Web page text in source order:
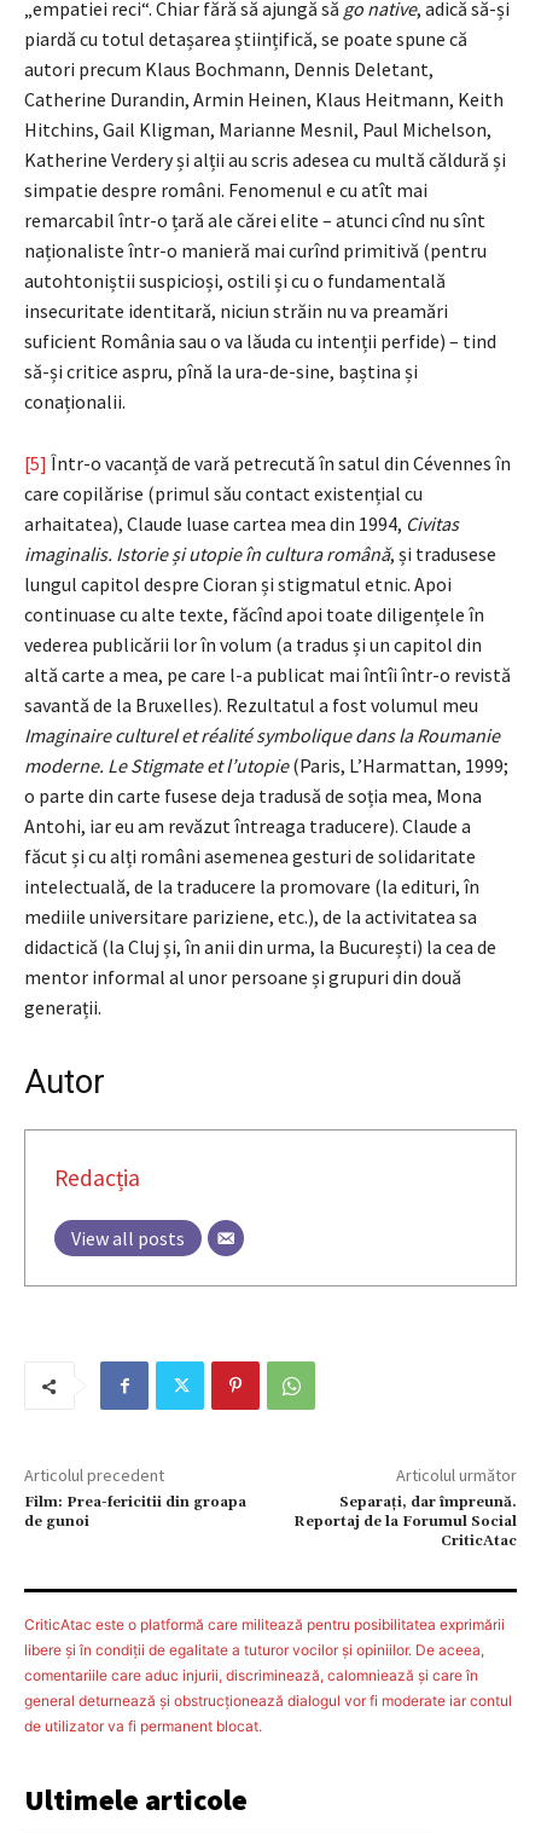
„empatiei reci“. Chiar fără să ajungă să go native, adică să-și
piardă cu totul detașarea științifică, se poate spune că
autori precum Klaus Bochmann, Dennis Deletant,
Catherine Durandin, Armin Heinen, Klaus Heitmann, Keith
Hitchins, Gail Kligman, Marianne Mesnil, Paul Michelson,
Katherine Verdery și alții au scris adesea cu multă căldură și
simpatie despre români. Fenomenul e cu atît mai
remarcabil într-o țară ale cărei elite – atunci cînd nu sînt
naționaliste într-o manieră mai curînd primitivă (pentru
autohtoniștii suspicioși, ostili și cu o fundamentală
insecuritate identitară, niciun străin nu va preamări
suficient România sau o va lăuda cu intenții perfide) – tind
să-și critice aspru, pînă la ura-de-sine, baștina și
conaționalii.
[5] Într-o vacanță de vară petrecută în satul din Cévennes în
care copilărise (primul său contact existențial cu
arhaitatea), Claude luase cartea mea din 1994, Civitas
imaginalis. Istorie și utopie în cultura română, și tradusese
lungul capitol despre Cioran și stigmatul etnic. Apoi
continuase cu alte texte, făcînd apoi toate diligențele în
vederea publicării lor în volum (a tradus și un capitol din
altă carte a mea, pe care l-a publicat mai întîi într-o revistă
savantă de la Bruxelles). Rezultatul a fost volumul meu
Imaginaire culturel et réalité symbolique dans la Roumanie
moderne. Le Stigmate et l’utopie (Paris, L’Harmattan, 1999;
o parte din carte fusese deja tradusă de soția mea, Mona
Antohi, iar eu am revăzut întreaga traducere). Claude a
făcut și cu alți români asemenea gesturi de solidaritate
intelectuală, de la traducere la promovare (la edituri, în
mediile universitare pariziene, etc.), de la activitatea sa
didactică (la Cluj și, în anii din urma, la București) la cea de
mentor informal al unor persoane și grupuri din două
generații.
Autor
Redacția
View all posts
Articolul precedent
Film: Prea-fericitii din groapa
de gunoi
Articolul următor
Separați, dar împreună.
Reportaj de la Forumul Social
CriticAtac
CriticAtac este o platformă care militează pentru posibilitatea exprimării
libere şi în condiţii de egalitate a tuturor vocilor şi opiniilor. De aceea,
comentariile care aduc injurii, discriminează, calomniează şi care în
general deturnează şi obstrucţionează dialogul vor fi moderate iar contul
de utilizator va fi permanent blocat.
Ultimele articole